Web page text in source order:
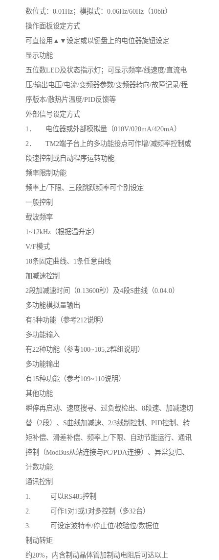
数位式：0.01Hz；模拟式：0.06Hz/60Hz（10bit）
操作面板设定方式
可直接用▲▼设定或以键盘上的电位器旋钮设定
显示功能
五位数LED及状态指示灯；可显示频率/线速度/直流电
压/输出电压/电流/变频器参数/变频器转向/故障记录/程
序版本/散热片温度/PID反馈等
外部信号设定方式
1． 电位器或外部模拟量（010V/020mA/420mA）
2． TM2端子台上的多功能接点可作增/减频率控制或
段速控制或自动程序运转功能
频率限制功能
频率上/下限、三段跳跃频率可个别设定
一般控制
载波频率
1~12kHz（根据温升定）
V/F模式
18条固定曲线、1条任意曲线
加减速控制
2段加减速时间（0.13600秒）及4段S曲线（0.04.0）
多功能模拟量输出
有5种功能（参考212说明）
多功能输入
有22种功能（参考100~105,2群组说明）
多功能输出
有15种功能（参考109~110说明）
其他功能
瞬停再启动、速度搜寻、过负载检出、8段速、加减速切
替（2段）、S曲线加减速、2/3线制控制、PID控制、转
矩补偿、滑差补偿、频率上/下限、自动节能运行、通讯
控制（ModBus从站连接与PC/PDA连接）、异常复归、
计数功能
通讯控制
1. 可以RS485控制
2. 可作1对1或1对多控制（多32台）
3. 可设定波特率/停止位/校验位/数据位
制动转矩
约20%，内含制动晶体管加制动电阻后可达以上